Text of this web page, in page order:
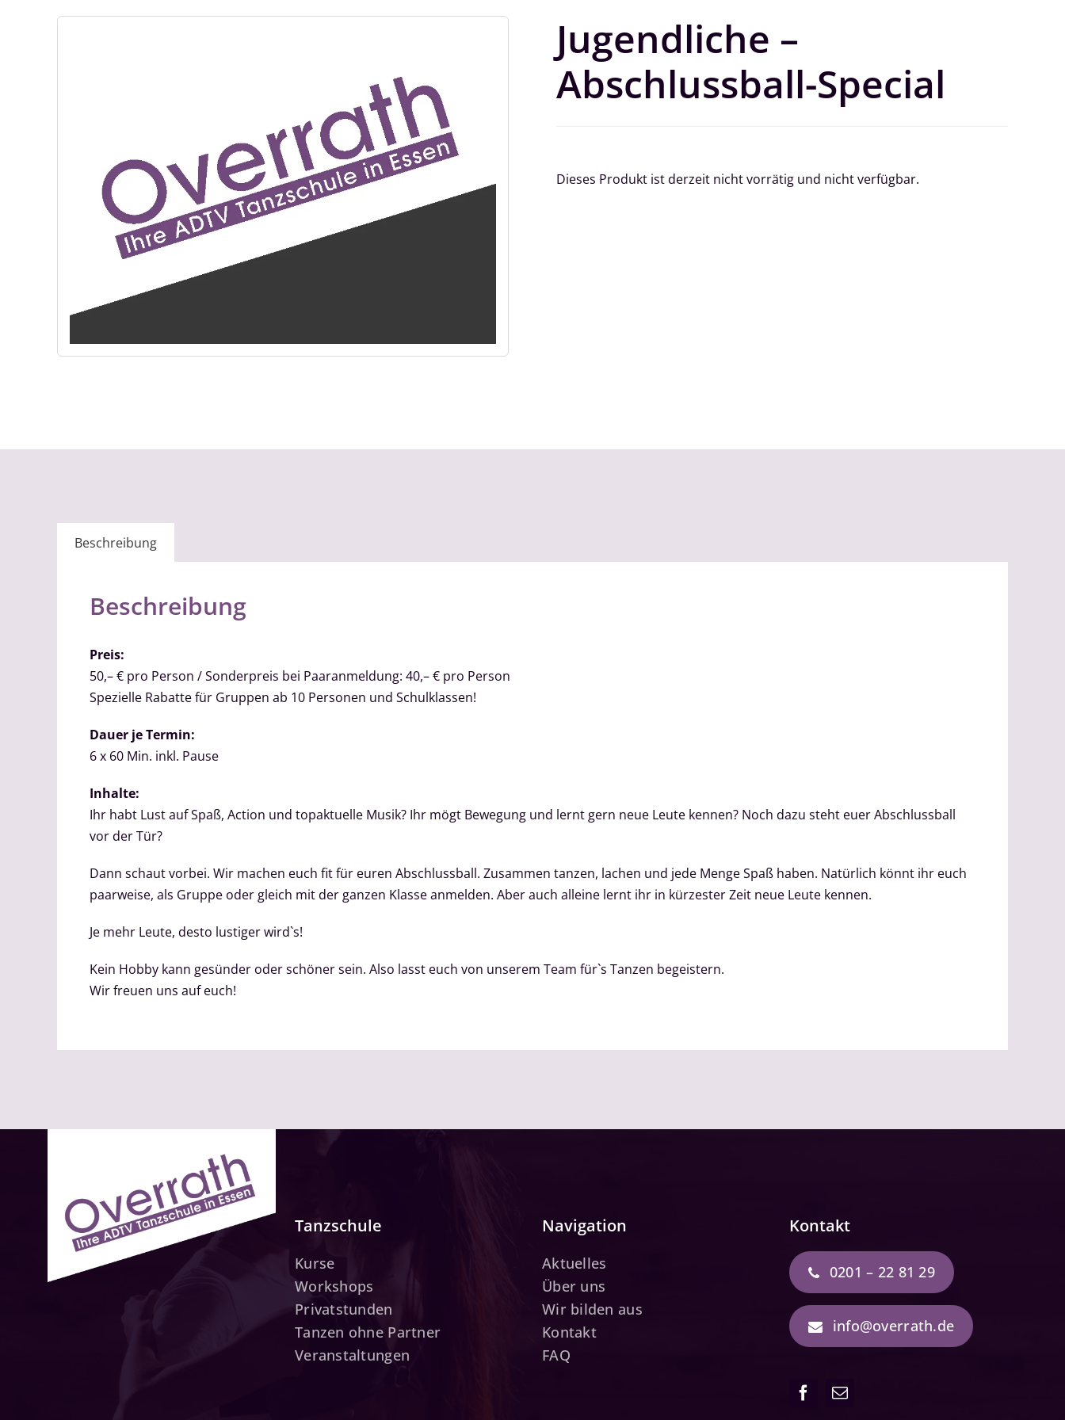
Jugendliche –
Abschlussball-Special
Dieses Produkt ist derzeit nicht vorrätig und nicht verfügbar.
Beschreibung
Beschreibung
Preis:
50,– € pro Person / Sonderpreis bei Paaranmeldung: 40,– € pro Person
Spezielle Rabatte für Gruppen ab 10 Personen und Schulklassen!
Dauer je Termin:
6 x 60 Min. inkl. Pause
Inhalte:
Ihr habt Lust auf Spaß, Action und topaktuelle Musik? Ihr mögt Bewegung und lernt gern neue Leute kennen? Noch dazu steht euer Abschlussball
vor der Tür?
Dann schaut vorbei. Wir machen euch fit für euren Abschlussball. Zusammen tanzen, lachen und jede Menge Spaß haben. Natürlich könnt ihr euch
paarweise, als Gruppe oder gleich mit der ganzen Klasse anmelden. Aber auch alleine lernt ihr in kürzester Zeit neue Leute kennen.
Je mehr Leute, desto lustiger wird`s!
Kein Hobby kann gesünder oder schöner sein. Also lasst euch von unserem Team für`s Tanzen begeistern.
Wir freuen uns auf euch!
Tanzschule
Kurse
Workshops
Privatstunden
Tanzen ohne Partner
Veranstaltungen
Navigation
Aktuelles
Über uns
Wir bilden aus
Kontakt
FAQ
Kontakt
0201 – 22 81 29
info@overrath.de